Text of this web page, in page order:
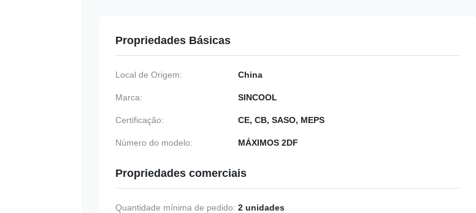
Propriedades Básicas
Local de Origem: China
Marca: SINCOOL
Certificação: CE, CB, SASO, MEPS
Número do modelo: MÁXIMOS 2DF
Propriedades comerciais
Quantidade mínima de pedido: 2 unidades